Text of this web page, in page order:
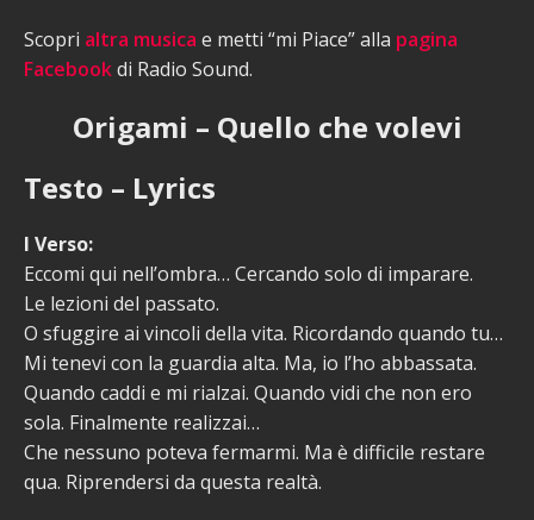
Scopri altra musica e metti “mi Piace” alla pagina
Facebookdi Radio Sound.
Origami – Quello che volevi
Testo – Lyrics
I Verso:
Eccomi qui nell’ombra… Cercando solo di imparare.
Le lezioni del passato.
O sfuggire ai vincoli della vita. Ricordando quando tu…
Mi tenevi con la guardia alta. Ma, io l’ho abbassata.
Quando caddi e mi rialzai. Quando vidi che non ero
sola. Finalmente realizzai…
Che nessuno poteva fermarmi. Ma è difficile restare
qua. Riprendersi da questa realtà.